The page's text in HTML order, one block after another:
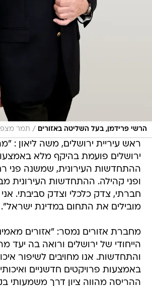
הרשי פרידמן, בעל השליטה באזורים / תמר
ראש עיריית ירושלים, משה ליאון :
ירושלים פועמת בהיקף מלא
ההתחדשות העירונית, שמשנה פני
ופני קהילה. ההתחדשות העירונית
חברתי, צדק כלכלי וצדק סביבתי.
מובילים את התחום במדינת ישראל".
מחברת אזורים נמסר: "אזורים
הייחודי של ירושלים ורואה בה יעד
והתחדשות. אנו מחויבים לשיפור
באמצעות פרויקטים חדשניים
ההריסה מהווה ציון דרך משמעותי